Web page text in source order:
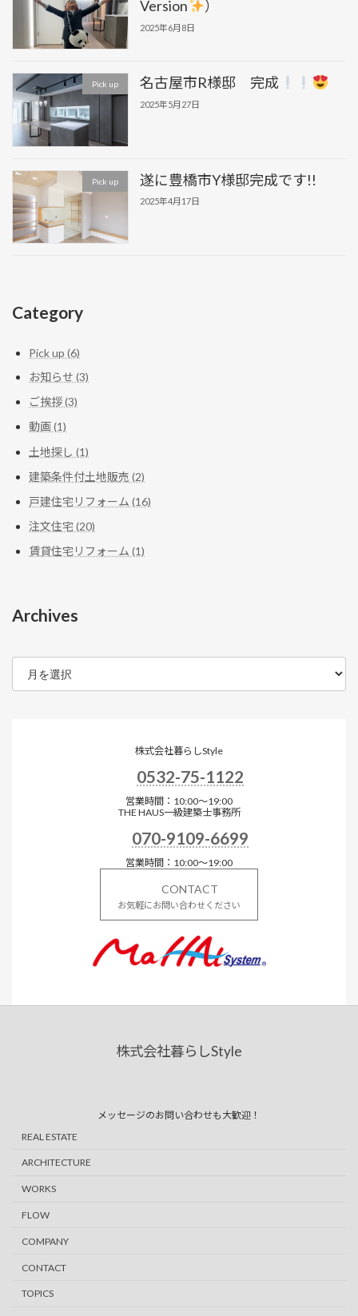
Version
）
2025年6月8日
Pick up 名古屋市R様邸 完成
2025年5月27日
Pick up 遂に豊橋市Y様邸完成です!!
2025年4月17日
Category
Pick up (6)
お知らせ (3)
ご挨拶 (3)
動画 (1)
土地探し (1)
建築条件付土地販売 (2)
戸建住宅リフォーム (16)
注文住宅 (20)
賃貸住宅リフォーム (1)
Archives
ア
カ
株式会社暮らしStyle
0532-75-1122
営業時間：10:00～19:00
THE HAUS一級建築士事務所
070-9109-6699
営業時間：10:00～19:00
CONTACT
お気軽にお問い合わせください
株式会社暮らしStyle
ン
ン
メッセージのお問い合わせも大歓迎！
REAL ESTATE
ARCHITECTURE
WORKS
FLOW
COMPANY
CONTACT
TOPICS